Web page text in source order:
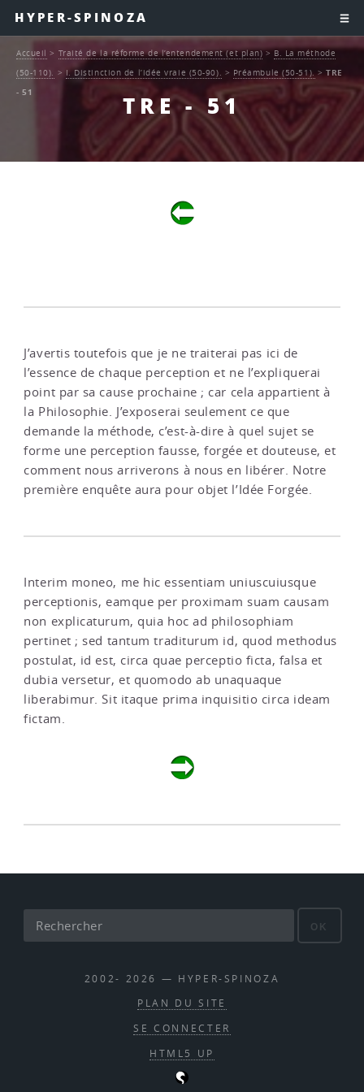
HYPER-SPINOZA
TRE - 51
Accueil > Traité de la réforme de l’entendement (et plan)>B. La méthode
(50-110). > I. Distinction de l’idée vraie (50-90). > Préambule (50-51). >TRE
- 51
J’avertis toutefois que je ne traiterai pas ici de
l’essence de chaque perception et ne l’expliquerai
point par sa cause prochaine ; car cela appartient à
la Philosophie. J’exposerai seulement ce que
demande la méthode, c’est-à-dire à quel sujet se
forme une perception fausse, forgée et douteuse, et
comment nous arriverons à nous en libérer. Notre
première enquête aura pour objet l’Idée Forgée.
Interim moneo, me hic essentiam uniuscuiusque
perceptionis, eamque per proximam suam causam
non explicaturum, quia hoc ad philosophiam
pertinet ; sed tantum traditurum id, quod methodus
postulat, id est, circa quae perceptio ficta, falsa et
dubia versetur, et quomodo ab unaquaque
liberabimur. Sit itaque prima inquisitio circa ideam
fictam.
OK
2002- 2026 — HYPER-SPINOZA
PLAN DU SITE
SE CONNECTER
HTML5 UP